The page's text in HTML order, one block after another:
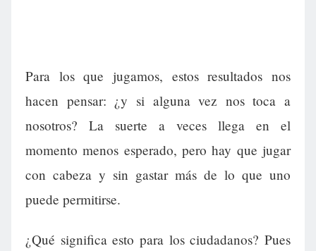
Para los que jugamos, estos resultados nos
hacen pensar: ¿y si alguna vez nos toca a
nosotros? La suerte a veces llega en el
momento menos esperado, pero hay que jugar
con cabeza y sin gastar más de lo que uno
puede permitirse.
¿Qué significa esto para los ciudadanos? Pues